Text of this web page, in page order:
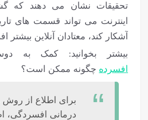
تحقیقات نشان می دهند که
اینترنت می تواند قسمت های
آشکار کند، معتادان آنلاین
بیشتر بخوانید: کمک به
افسرده چگونه ممکن است؟
برای اطلاع از روش
درمانی افسردگی،